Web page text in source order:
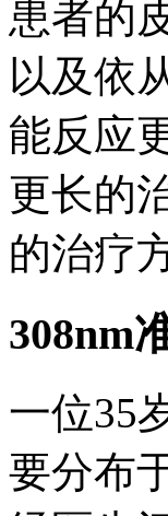
患者的
以及依
能反应
更长的
的治疗
308nm
一位35
要分布